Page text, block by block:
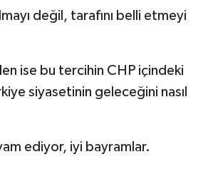
değil, tarafını belli etmeyi
ise bu tercihin CHP içindeki
siyasetinin geleceğini nasıl
ediyor, iyi bayramlar.